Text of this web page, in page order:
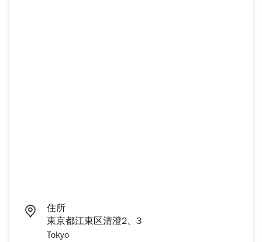
住所
東京都江東区清澄2、3
Tokyo